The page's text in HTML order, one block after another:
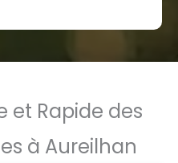
et Rapide des
à Aureilhan